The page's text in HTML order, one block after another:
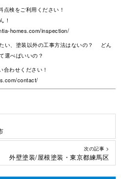
検をご利用ください！
！
homes.com/inspection/
い、塗装以外の工事方法はないの？ どん
選べばいいの？
わせください！
contact/
次の記事 >
外壁塗装/屋根塗装・東京都練馬区